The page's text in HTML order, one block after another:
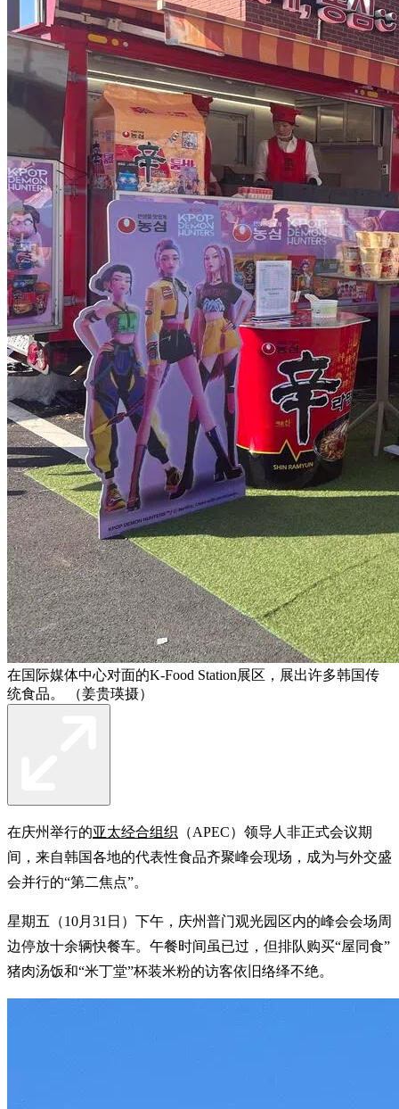
在国际媒体中心对面的K-Food Station展区，展出许多韩国传
统食品。 （姜贵瑛摄）
在庆州举行的亚太经合组织 （APEC）领导人非正式会议期
间，来自韩国各地的代表性食品齐聚峰会现场，成为与外交盛
会并行的“第二焦点”。
星期五（10月31日）下午，庆州普门观光园区内的峰会会场周
边停放十余辆快餐车。午餐时间虽已过，但排队购买“屋同食”
猪肉汤饭和“米丁堂”杯装米粉的访客依旧络绎不绝。